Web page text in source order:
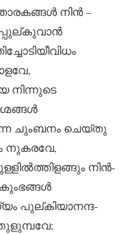
നിൻ –
നിന്നുടെ
ചുംബനം ചെയ്തു
നുകരവേ,
നിൻ-
പുല്കിയാനന്ദ-